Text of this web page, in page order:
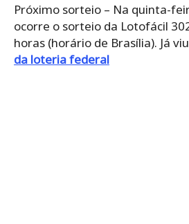
Próximo sorteio – Na quinta-
ocorre o sorteio da Lotofácil
horas (horário de Brasília). Já
da loteria federal